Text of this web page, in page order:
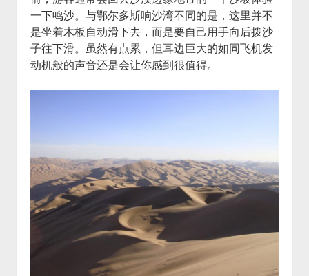
一下鸣沙。与鄂尔多斯响沙湾不同的是，这里并不
是坐着木板自动滑下去，而是要自己用手向后拨沙
子往下滑。虽然有点累，但耳边巨大的如同飞机发
动机般的声音还是会让你感到很值得。